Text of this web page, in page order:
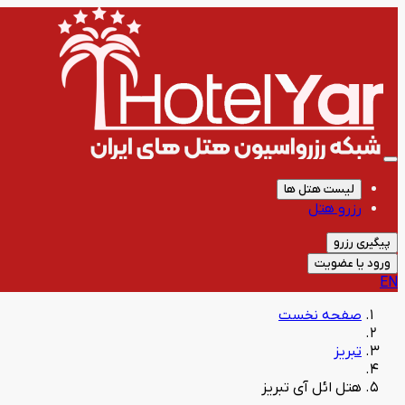
لیست هتل ها
رزرو هتل
پیگیری رزرو
ورود یا عضویت
EN
صفحه نخست
تبریز
هتل ائل آی تبریز